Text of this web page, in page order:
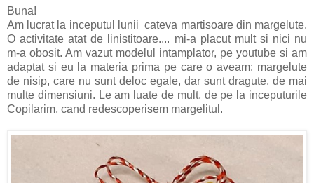
Buna!
Am lucrat la inceputul lunii cateva martisoare din margelute.
O activitate atat de linistitoare.... mi-a placut mult si nici nu
m-a obosit. Am vazut modelul intamplator, pe youtube si am
adaptat si eu la materia prima pe care o aveam: margelute
de nisip, care nu sunt deloc egale, dar sunt dragute, de mai
multe dimensiuni. Le am luate de mult, de pe la inceputurile
Copilarim, cand redescoperisem margelitul.